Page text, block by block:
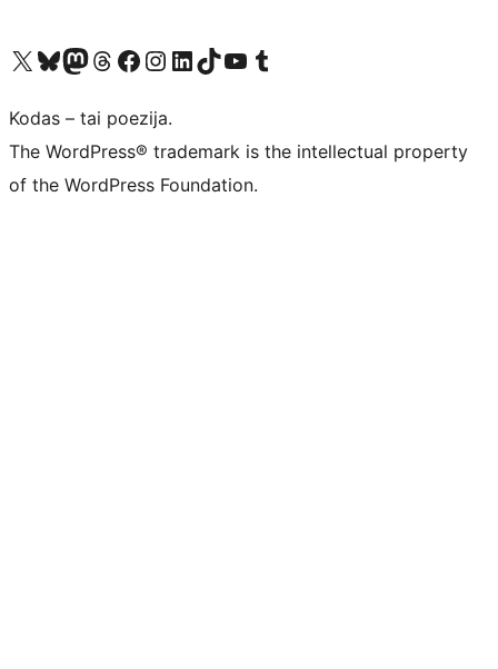
Visit our X (formerly Twitter) account
Apsilankykite mūsų Bluesky paskyroje
Visit our Mastodon account
Apsilankykite mūsų Threads paskyroje
Visit our Facebook page
Visit our Instagram account
Visit our LinkedIn account
Apsilankykite mūsų TikTok paskyroje
Visit our YouTube channel
Apsilankykite mūsų Tumblr paskyroje
Kodas – tai poezija.
The WordPress® trademark is the intellectual property
of the WordPress Foundation.